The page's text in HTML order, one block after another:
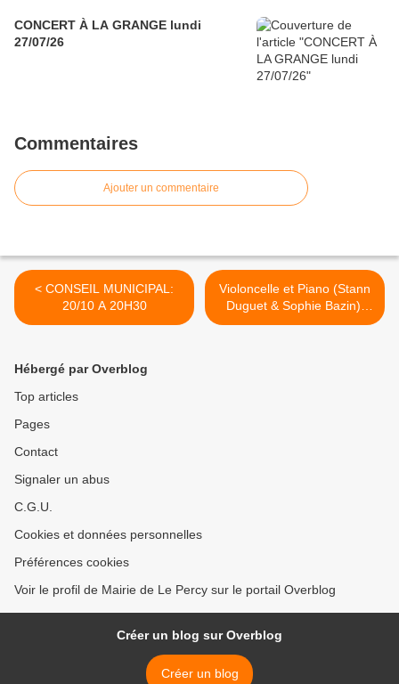
CONCERT À LA GRANGE lundi
27/07/26
Commentaires
Ajouter un commentaire
< CONSEIL MUNICIPAL:
20/10 A 20H30
Violoncelle et Piano (Stann
Duguet & Sophie Bazin):
Mardi 18 octobre - 20h00 -
Hébergé par Overblog
Top articles
Pages
Contact
Signaler un abus
C.G.U.
Cookies et données personnelles
Préférences cookies
Voir le profil de Mairie de Le Percy sur le portail Overblog
Créer un blog sur Overblog
Créer un blog